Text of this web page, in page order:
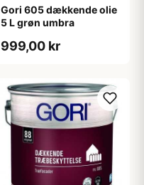
Gori 605 dækkende olie
5 L grøn umbra
999,00 kr